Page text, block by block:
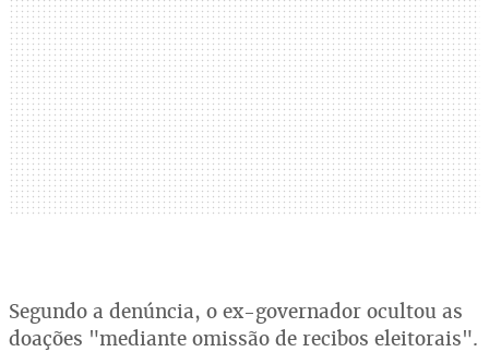
Segundo a denúncia, o ex-governador ocultou as
doações "mediante omissão de recibos eleitorais".